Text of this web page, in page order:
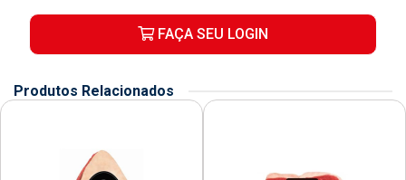
FAÇA SEU LOGIN
Produtos Relacionados